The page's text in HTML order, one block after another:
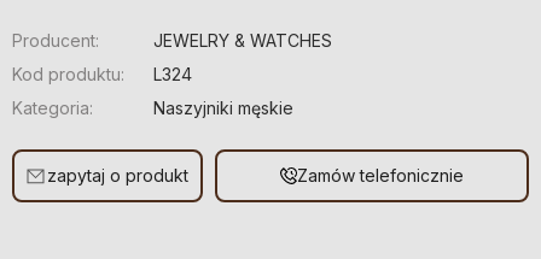
Producent:
JEWELRY & WATCHES
Kod produktu:
L324
Kategoria:
Naszyjniki męskie
zapytaj o produkt Zamów telefonicznie